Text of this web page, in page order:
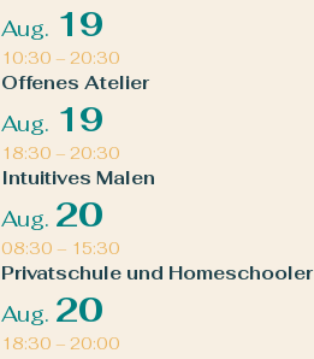
Aug. 19
10:30 – 20:30
Offenes Atelier
Aug. 19
18:30 – 20:30
Intuitives Malen
Aug. 20
08:30 – 15:30
Privatschule und Homeschooler
Aug. 20
18:30 – 20:00